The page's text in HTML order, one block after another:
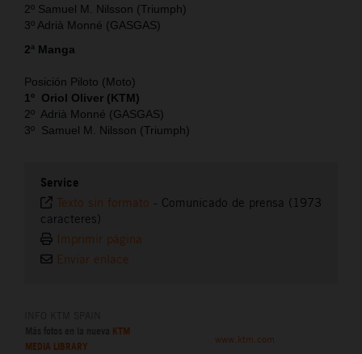
2º Samuel M. Nilsson (Triumph)
3º Adrià Monné (GASGAS)
2ª Manga
Posición Piloto (Moto)
1º Oriol Oliver (KTM)
2º Adrià Monné (GASGAS)
3º Samuel M. Nilsson (Triumph)
Service
Texto sin formato - Comunicado de prensa (1973
caracteres)
Imprimir página
Enviar enlace
KTM
MEDIA LIBRARY
www.ktm.com